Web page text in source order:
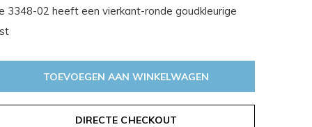
3348-02 heeft een vierkant-ronde goudkleurige
TOEVOEGEN AAN WINKELWAGEN
DIRECTE CHECKOUT